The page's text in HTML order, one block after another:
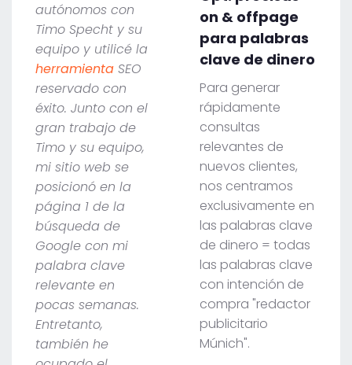
autónomos con
Timo Specht y su
equipo y utilicé la
herramienta SEO
reservado con
éxito. Junto con el
gran trabajo de
Timo y su equipo,
mi sitio web se
posicionó en la
página 1 de la
búsqueda de
Google con mi
palabra clave
relevante en
pocas semanas.
Entretanto,
también he
on & offpage
para palabras
clave de dinero
Para generar
rápidamente
consultas
relevantes de
nuevos clientes,
nos centramos
exclusivamente en
las palabras clave
de dinero = todas
las palabras clave
con intención de
compra "redactor
publicitario
Múnich".